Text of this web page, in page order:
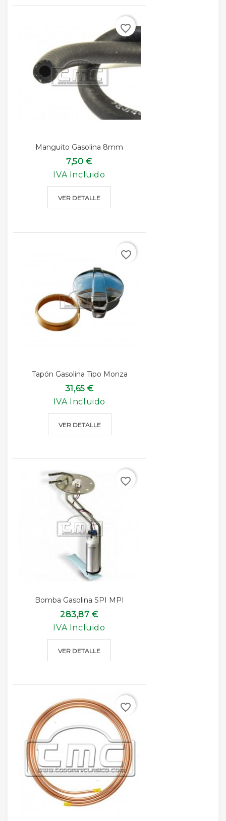
Manguito Gasolina 8mm
7,50 €
IVA Incluido
VER DETALLE
favorite_border
Tapón Gasolina Tipo Monza
31,65 €
IVA Incluido
VER DETALLE
favorite_border
Bomba Gasolina SPI MPI
283,87 €
IVA Incluido
VER DETALLE
favorite_border
favorite_border